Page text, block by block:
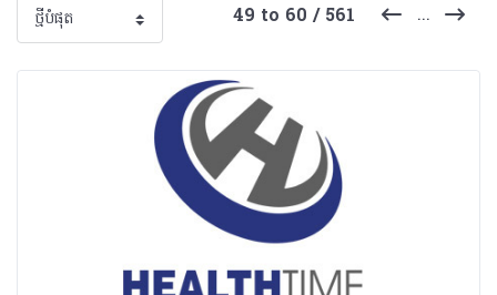
49 to 60 / 561 ...